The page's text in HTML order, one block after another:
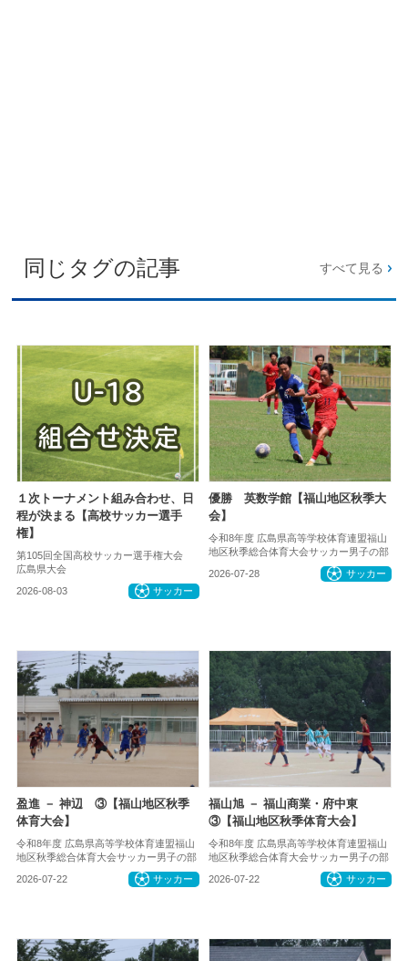
同じタグの記事 すべて見る
１次トーナメント組み合わせ、日
程が決まる【高校サッカー選手
権】
第105回全国高校サッカー選手権大会
広島県大会
2026-08-03 サッカー
優勝 英数学館【福山地区秋季大
会】
令和8年度 広島県高等学校体育連盟福山
地区秋季総合体育大会サッカー男子の部
2026-07-28 サッカー
盈進 － 神辺 ③【福山地区秋季
体育大会】
令和8年度 広島県高等学校体育連盟福山
地区秋季総合体育大会サッカー男子の部
2026-07-22 サッカー
福山旭 － 福山商業・府中東
③【福山地区秋季体育大会】
令和8年度 広島県高等学校体育連盟福山
地区秋季総合体育大会サッカー男子の部
2026-07-22 サッカー